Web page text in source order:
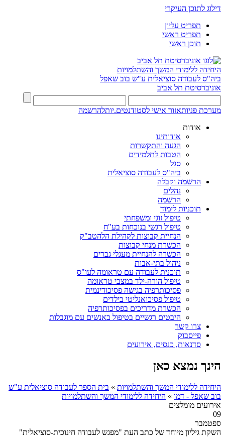
דילוג לתוכן העיקרי
תפריט עליון
תפריט ראשי
תוכן ראשי
היחידה ללימודי המשך והשתלמויות
ביה"ס לעבודה סוציאלית ע"ש בוב שאפל
אוניברסיטת תל אביב
מערכת פניותאזור אישי לסטודנטים.יותלהרשמה
אודות
אודותינו
הגעה והתקשרות
הטבות לתלמידים
סגל
ביה"ס לעבודה סוציאלית
הרשמה וקבלה
נהלים
הרשמה
תוכניות לימוד
טיפול זוגי ומשפחתי
טיפול רגשי בנוכחות בע"ח
הנחיית קבוצות לקהילת הלהטב"ק
הכשרת מנחי קבוצות
הכשרה להנחיית מעגלי גברים
ניהול בתי-אבות
תוכנית לעבודה עם טראומה לעו"ס
טיפול הורה-ילד במצבי טראומה
פסיכותרפיה בגישה פסיכודינמית
טיפול פסיכואנליטי בילדים
הכשרת מדריכים בפסיכותרפיה
היבטים רגשיים בטיפול באנשים עם מוגבלות
צרו קשר
פייסבוק
סדנאות, כנסים, אירועים
הינך נמצא כאן
היחידה ללימודי המשך והשתלמויות » בית הספר לעבודה סוציאלית ע"ש
בוב שאפל - דמו » היחידה ללימודי המשך והשתלמויות
אירועים מומלצים
09
ספטמבר
השקת גיליון מיוחד של כתב העת "מפגש לעבודה חינוכית-סוציאלית"